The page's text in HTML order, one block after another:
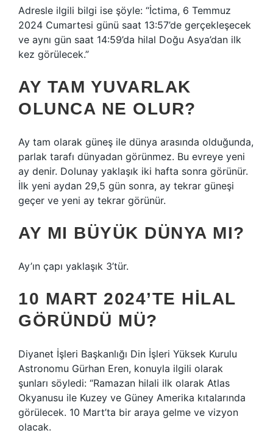
Adresle ilgili bilgi ise şöyle: “İctima, 6 Temmuz
2024 Cumartesi günü saat 13:57’de gerçekleşecek
ve aynı gün saat 14:59’da hilal Doğu Asya’dan ilk
kez görülecek.”
AY TAM YUVARLAK
OLUNCA NE OLUR?
Ay tam olarak güneş ile dünya arasında olduğunda,
parlak tarafı dünyadan görünmez. Bu evreye yeni
ay denir. Dolunay yaklaşık iki hafta sonra görünür.
İlk yeni aydan 29,5 gün sonra, ay tekrar güneşi
geçer ve yeni ay tekrar görünür.
AY MI BÜYÜK DÜNYA MI?
Ay’ın çapı yaklaşık 3’tür.
10 MART 2024’TE HILAL
GÖRÜNDÜ MÜ?
Diyanet İşleri Başkanlığı Din İşleri Yüksek Kurulu
Astronomu Gürhan Eren, konuyla ilgili olarak
şunları söyledi: “Ramazan hilali ilk olarak Atlas
Okyanusu ile Kuzey ve Güney Amerika kıtalarında
görülecek. 10 Mart’ta bir araya gelme ve vizyon
olacak.